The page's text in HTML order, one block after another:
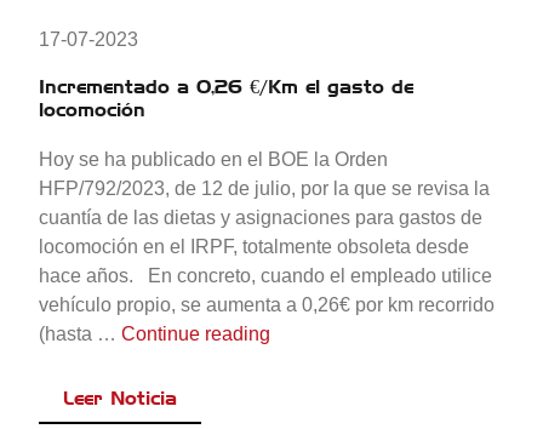
17-07-2023
Incrementado a 0,26 €/Km el gasto de
locomoción
Hoy se ha publicado en el BOE la Orden
HFP/792/2023, de 12 de julio, por la que se revisa la
cuantía de las dietas y asignaciones para gastos de
locomoción en el IRPF, totalmente obsoleta desde
hace años. En concreto, cuando el empleado utilice
vehículo propio, se aumenta a 0,26€ por km recorrido
(hasta …Continue reading
Leer Noticia